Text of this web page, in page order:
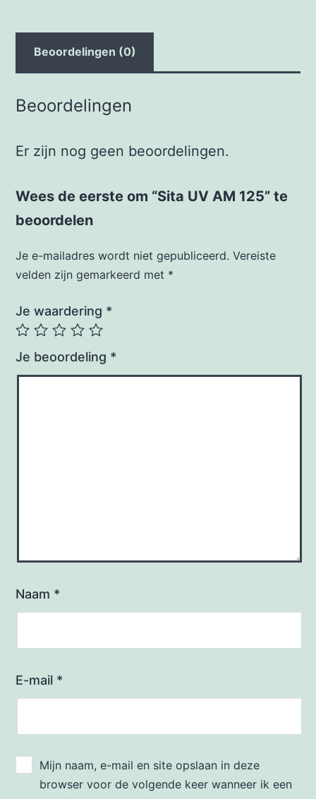
Beoordelingen (0)
Beoordelingen
Er zijn nog geen beoordelingen.
Wees de eerste om “Sita UV AM 125” te
beoordelen
Je e-mailadres wordt niet gepubliceerd. Vereiste
velden zijn gemarkeerd met *
Je waardering *
Je beoordeling *
Naam *
E-mail *
Mijn naam, e-mail en site opslaan in deze
browser voor de volgende keer wanneer ik een